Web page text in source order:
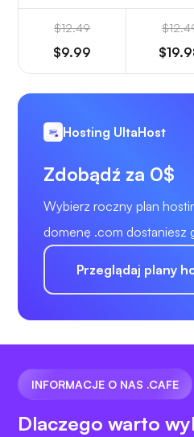
$12.49
$9.99
Hosting UltaHost
Zdobądź za 0$
Wybierz roczny plan
domenę .com dostaniesz
Przeglądaj plany
INFORMACJE O NAS .CAFE
Dlaczego warto